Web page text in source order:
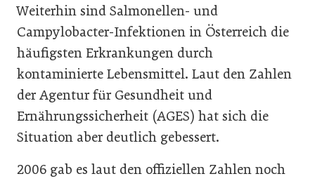
Weiterhin sind Salmonellen- und
Campylobacter-Infektionen in Österreich die
häufigsten Erkrankungen durch
kontaminierte Lebensmittel. Laut den Zahlen
der Agentur für Gesundheit und
Ernährungssicherheit (AGES) hat sich die
Situation aber deutlich gebessert.
2006 gab es laut den offiziellen Zahlen noch